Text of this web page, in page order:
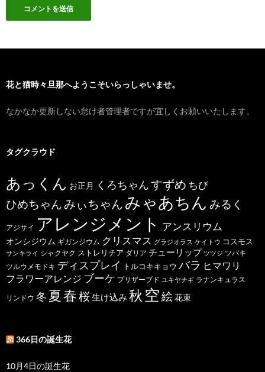
花と猫時々旦那へようこそいらっしゃいませ。
なかなか更新しない怠け者管理者ですが宜しくお願いいたします。
タグクラウド
あっくん お正月 くろちゃんすずめ ちび
ひめちゃんみぃちゃん みゃあちん みるく
アジサイ アレンジメント アンスリウム
オンシジウム ギガンジウム クリスマス グラジオラス ケイトウ コスモス
サンキライ シャクヤク ストレリチア ダリア チューリップ ツツジ ツバキ
ツルウメモドキ ディスプレイ トルコキキョウ バラ ヒマワリ
フラワーアレンジ ブーケ プリザーブド ユキヤナギ ラナンキュラス
リンドウ 冬 夏春桜生け込み 秋 空絵花束
366日の誕生花
10月4日の誕生花